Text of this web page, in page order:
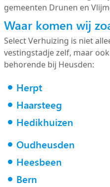
gemeenten Drunen en
Waar komen wij
Select Verhuizing is niet
vestingstadje zelf, maar
behorende bij Heusden:
Herpt
Haarsteeg
Hedikhuizen
Oudheusden
Heesbeen
Bern